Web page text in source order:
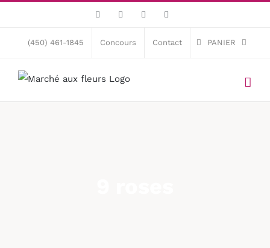
content
Facebook Instagram
(450) 461-1845 Concours Contact PANIER